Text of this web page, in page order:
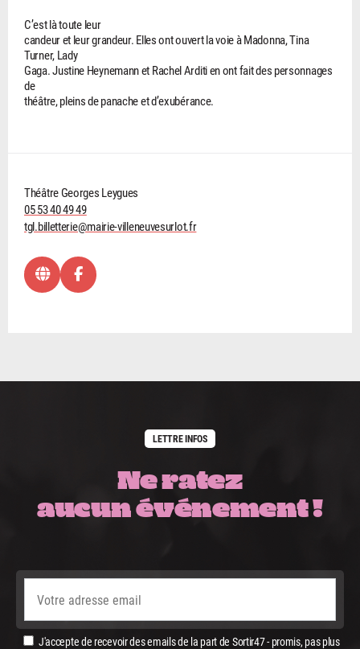
C’est là toute leur
candeur et leur grandeur. Elles ont ouvert la voie à Madonna, Tina
Turner, Lady
Gaga. Justine Heynemann et Rachel Arditi en ont fait des personnages
de
théâtre, pleins de panache et d’exubérance.
Théâtre Georges Leygues
05 53 40 49 49
tgl.billetterie@mairie-villeneuvesurlot.fr
LETTRE INFOS
Ne ratez
aucun événement !
J'accepte de recevoir des emails de la part de Sortir47 - promis, pas plus